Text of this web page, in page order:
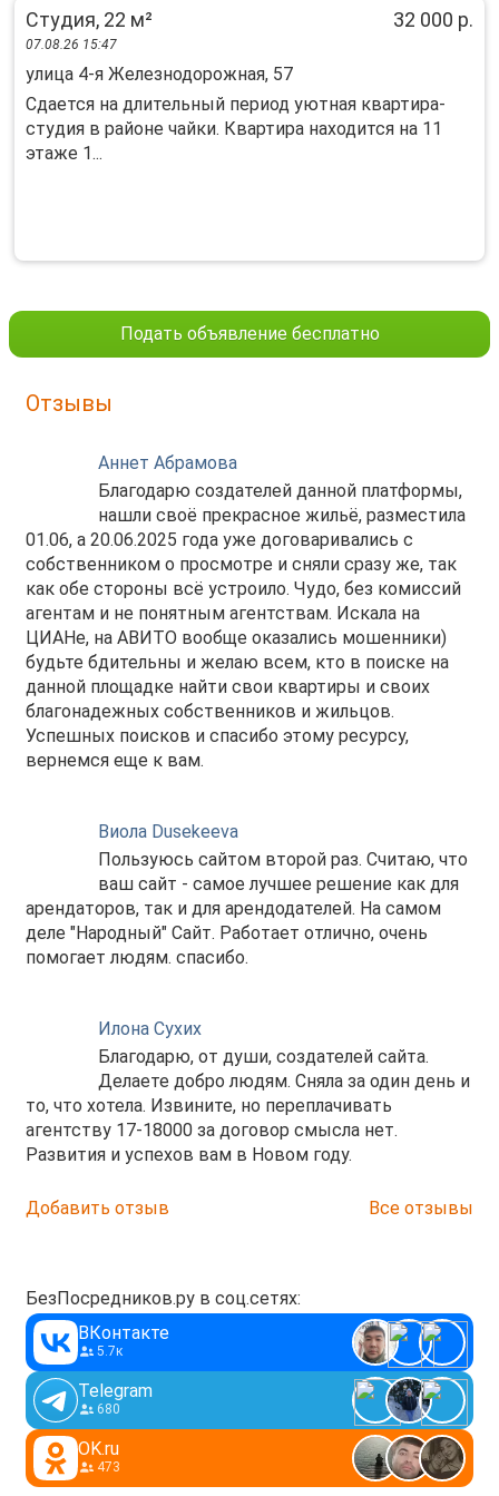
Студия, 22 м² 32 000 р.
07.08.26 15:47
улица 4-я Железнодорожная, 57
Сдается на длительный период уютная квартира-
студия в районе чайки. Квартира находится на 11
этаже 1...
Подать объявление бесплатно
Отзывы
Аннет Абрамова
Благодарю создателей данной платформы,
нашли своё прекрасное жильё, разместила
01.06, а 20.06.2025 года уже договаривались с
собственником о просмотре и сняли сразу же, так
как обе стороны всё устроило. Чудо, без комиссий
агентам и не понятным агентствам. Искала на
ЦИАНе, на АВИТО вообще оказались мошенники)
будьте бдительны и желаю всем, кто в поиске на
данной площадке найти свои квартиры и своих
благонадежных собственников и жильцов.
Успешных поисков и спасибо этому ресурсу,
вернемся еще к вам.
Виола Dusekeeva
Пользуюсь сайтом второй раз. Считаю, что
ваш сайт - самое лучшее решение как для
арендаторов, так и для арендодателей. На самом
деле "Народный" Сайт. Работает отлично, очень
помогает людям. спасибо.
Илона Сухих
Благодарю, от души, создателей сайта.
Делаете добро людям. Сняла за один день и
то, что хотела. Извините, но переплачивать
агентству 17-18000 за договор смысла нет.
Развития и успехов вам в Новом году.
Добавить отзыв Все отзывы
БезПосредников.ру в соц.сетях:
ВКонтакте
5.7к
Telegram
680
OK.ru
473